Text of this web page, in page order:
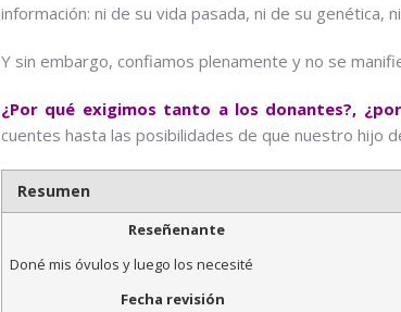
información: ni de su vida pasada, ni de su genética,
Y sin embargo, confiamos plenamente y no se
¿Por qué exigimos tanto a los donantes?,
cuentes hasta las posibilidades de que nuestro hijo
Resumen
Reseñenante
Doné mis óvulos y luego los necesité
Fecha revisión